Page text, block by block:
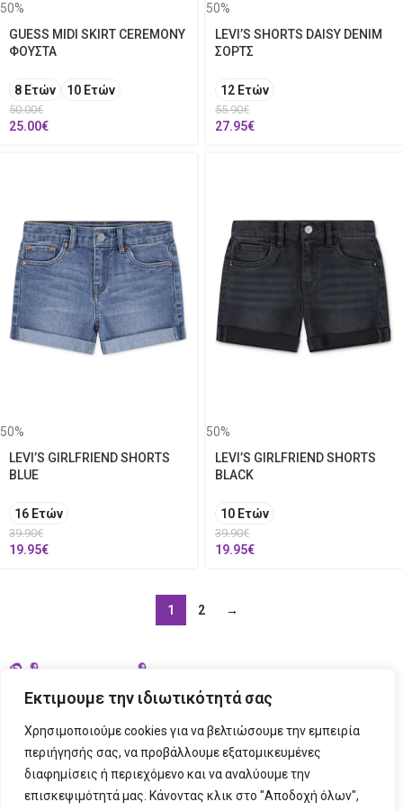
Εκτιμουμε την ιδιωτικότητά σας
Χρησιμοποιούμε cookies για να βελτιώσουμε την εμπειρία
περιήγησής σας, να προβάλλουμε εξατομικευμένες
διαφημίσεις ή περιεχόμενο και να αναλύουμε την
επισκεψιμότητά μας. Κάνοντας κλικ στο "Αποδοχή όλων",
50%
GUESS MIDI SKIRT CEREMONY
ΦΟΥΣΤΑ
8 Ετών 10 Ετών
50.00€
25.00€
50%
LEVI’S SHORTS DAISY DENIM
ΣΟΡΤΣ
12 Ετών
55.90€
27.95€
50%
LEVI’S GIRLFRIEND SHORTS
BLUE
16 Ετών
39.90€
19.95€
50%
LEVI’S GIRLFRIEND SHORTS
BLACK
10 Ετών
39.90€
19.95€
1 2 →
ΣΤΟΙΧΕΙΑ ΕΠΙΚΟΙΝΩΝΙΑΣ